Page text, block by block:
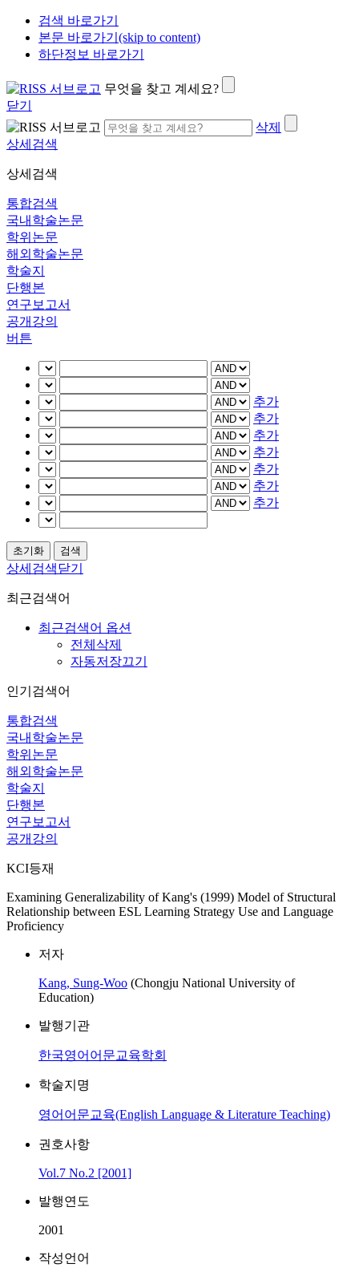
검색 바로가기
본문 바로가기(skip to content)
하단정보 바로가기
무엇을 찾고 계세요?
닫기
삭제
상세검색
상세검색
통합검색
국내학술논문
학위논문
해외학술논문
학술지
단행본
연구보고서
공개강의
버튼
추가
추가
추가
추가
추가
추가
추가
상세검색닫기
최근검색어
최근검색어 옵션
전체삭제
자동저장끄기
인기검색어
통합검색
국내학술논문
학위논문
해외학술논문
학술지
단행본
연구보고서
공개강의
KCI등재
Examining Generalizability of Kang's (1999) Model of Structural
Relationship between ESL Learning Strategy Use and Language
Proficiency
저자
Kang, Sung-Woo (Chongju National University of
Education)
발행기관
한국영어어문교육학회
학술지명
영어어문교육(English Language & Literature Teaching)
권호사항
Vol.7 No.2 [2001]
발행연도
2001
작성언어